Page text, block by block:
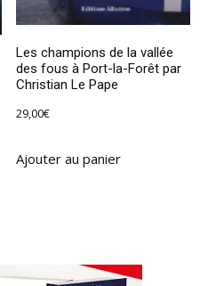
Les champions de la vallée
des fous à Port-la-Forêt par
Christian Le Pape
29,00€
Ajouter au panier